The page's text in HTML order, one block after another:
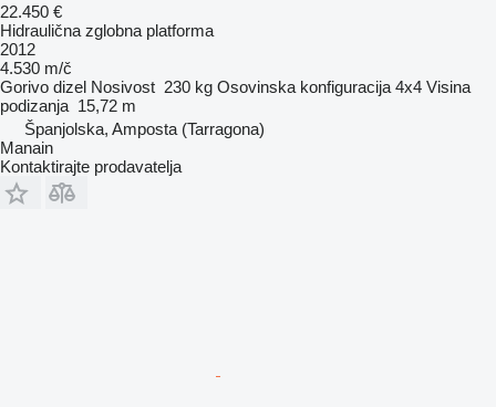
22.450 €
Hidraulična zglobna platforma
2012
4.530 m/č
Gorivo dizel Nosivost 230 kg Osovinska konfiguracija 4x4 Visina
podizanja 15,72 m
Španjolska, Amposta (Tarragona)
Manain
Kontaktirajte prodavatelja